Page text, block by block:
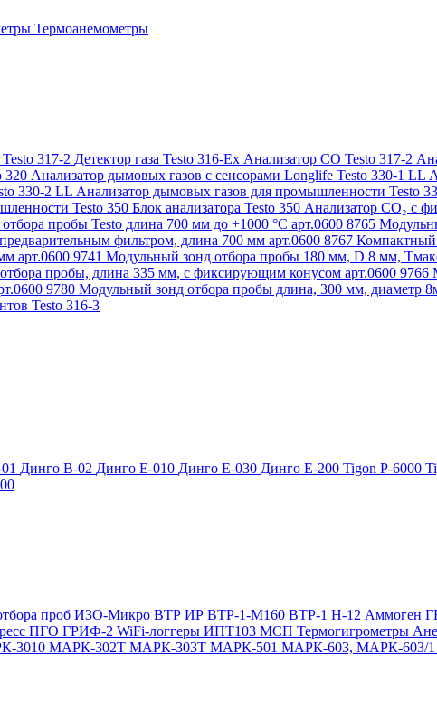
Термоанемометры
317-2 Детектор газа Testo 316-Ex Анализатор CO Testo 317-2
320 Анализатор дымовых газов с сенсорами Longlife Testo 330-1 LL
330-2 LL Анализатор дымовых газов для промышленности Testo
Testo 350 Блок анализатора Testo 350 Анализатор СО₂ с
пробы Testo длина 700 мм до +1000 °С арт.0600 8765
фильтром, длина 700 мм арт.0600 8767 Компактный
арт.0600 9741 Модульный зонд отбора пробы 180 мм, D 8 мм,
пробы, длина 335 мм, с фиксирующим конусом арт.0600 9766
9780 Модульный зонд отбора пробы длина, 300 мм, диаметр
Testo 316-3
Динго В-02 Динго Е-010 Динго Е-030 Динго Е-200 Tigon P-6000
проб ИЗО-Микро ВТР ИР ВТР-1-М160 ВТР-1 Н-12 Аммоген
ПГО ГРИФ-2 WiFi-логгеры ИПТ103 МСП Термогигрометры
3010 МАРК-302Т МАРК-303Т МАРК-501 МАРК-603, МАРК-603/1